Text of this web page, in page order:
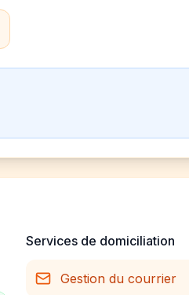
Services de domiciliation
Gestion du courrier